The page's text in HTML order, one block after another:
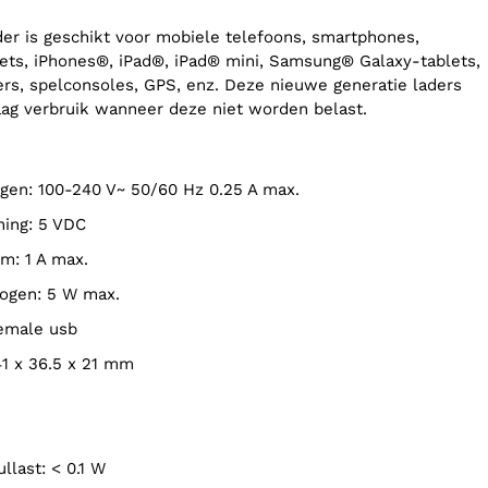
is geschikt voor mobiele telefoons, smartphones,
iPhones®, iPad®, iPad® mini, Samsung® Galaxy-tablets,
spelconsoles, GPS, enz. Deze nieuwe generatie laders
verbruik wanneer deze niet worden belast.
100-240 V~ 50/60 Hz 0.25 A max.
5 VDC
1 A max.
5 W max.
usb
x 36.5 x 21 mm
< 0.1 W